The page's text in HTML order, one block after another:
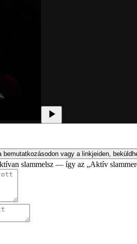
bemutatkozásodon vagy a linkjeiden,
slammelsz — így az „Aktív